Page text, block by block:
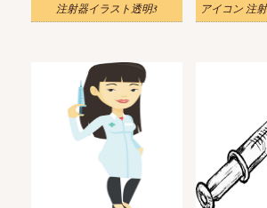
注射器イラスト透明3